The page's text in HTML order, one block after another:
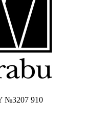
№3207 910